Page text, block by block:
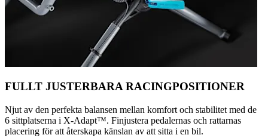
FULLT JUSTERBARA RACINGPOSITIONER
Njut av den perfekta balansen mellan komfort och stabilitet med de
6 sittplatserna i X-Adapt™. Finjustera pedalernas och rattarnas
placering för att återskapa känslan av att sitta i en bil.